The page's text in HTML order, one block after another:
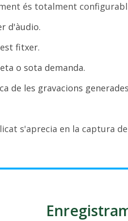
és totalment
d'àudio.
fitxer.
o sota demanda.
de les gravacions
s'aprecia en la captura